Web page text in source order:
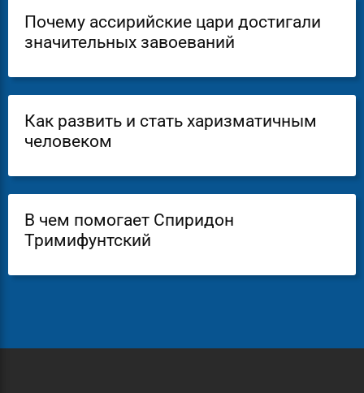
Почему ассирийские цари достигали
значительных завоеваний
Как развить и стать харизматичным
человеком
В чем помогает Спиридон
Тримифунтский